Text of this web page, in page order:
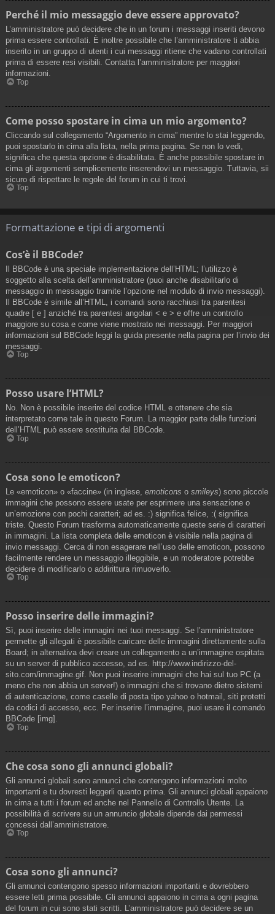
Perché il mio messaggio deve essere approvato?
L’amministratore può decidere che in un forum i messaggi inseriti devono
prima essere controllati. È inoltre possibile che l’amministratore ti abbia
inserito in un gruppo di utenti i cui messaggi ritiene che vadano controllati
prima di essere resi visibili. Contatta l’amministratore per maggiori
informazioni.
Top
Come posso spostare in cima un mio argomento?
Cliccando sul collegamento “Argomento in cima” mentre lo stai leggendo,
puoi spostarlo in cima alla lista, nella prima pagina. Se non lo vedi,
significa che questa opzione è disabilitata. È anche possibile spostare in
cima gli argomenti semplicemente inserendovi un messaggio. Tuttavia, sii
sicuro di rispettare le regole del forum in cui ti trovi.
Top
Formattazione e tipi di argomenti
Cos’è il BBCode?
Il BBCode è una speciale implementazione dell’HTML; l’utilizzo è
soggetto alla scelta dell’amministratore (puoi anche disabilitarlo di
messaggio in messaggio tramite l’opzione nel modulo di invio messaggi).
Il BBCode è simile all’HTML, i comandi sono racchiusi tra parentesi
quadre [ e ] anziché tra parentesi angolari < e > e offre un controllo
maggiore su cosa e come viene mostrato nei messaggi. Per maggiori
informazioni sul BBCode leggi la guida presente nella pagina per l’invio dei
messaggi.
Top
Posso usare l’HTML?
No. Non è possibile inserire del codice HTML e ottenere che sia
interpretato come tale in questo Forum. La maggior parte delle funzioni
dell’HTML può essere sostituita dal BBCode.
Top
Cosa sono le emoticon?
Le «emoticon» o «faccine» (in inglese, emoticons o smileys) sono piccole
immagini che possono essere usate per esprimere una sensazione o
un’emozione con pochi caratteri; ad es. :) significa felice, :( significa
triste. Questo Forum trasforma automaticamente queste serie di caratteri
in immagini. La lista completa delle emoticon è visibile nella pagina di
invio messaggi. Cerca di non esagerare nell’uso delle emoticon, possono
facilmente rendere un messaggio illeggibile, e un moderatore potrebbe
decidere di modificarlo o addirittura rimuoverlo.
Top
Posso inserire delle immagini?
Sì, puoi inserire delle immagini nei tuoi messaggi. Se l’amministratore
permette gli allegati è possibile caricare delle immagini direttamente sulla
Board; in alternativa devi creare un collegamento a un’immagine ospitata
su un server di pubblico accesso, ad es. http://www.indirizzo-del-
sito.com/immagine.gif. Non puoi inserire immagini che hai sul tuo PC (a
meno che non abbia un server!) o immagini che si trovano dietro sistemi
di autenticazione, come caselle di posta tipo yahoo o hotmail, siti protetti
da codici di accesso, ecc. Per inserire l’immagine, puoi usare il comando
BBCode [img].
Top
Che cosa sono gli annunci globali?
Gli annunci globali sono annunci che contengono informazioni molto
importanti e tu dovresti leggerli quanto prima. Gli annunci globali appaiono
in cima a tutti i forum ed anche nel Pannello di Controllo Utente. La
possibilità di scrivere su un annuncio globale dipende dai permessi
concessi dall’amministratore.
Top
Cosa sono gli annunci?
Gli annunci contengono spesso informazioni importanti e dovrebbero
essere letti prima possibile. Gli annunci appaiono in cima a ogni pagina
del forum in cui sono stati scritti. L’amministratore può decidere se un